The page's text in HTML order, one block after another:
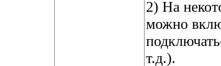
2) На
можно
т.д.).